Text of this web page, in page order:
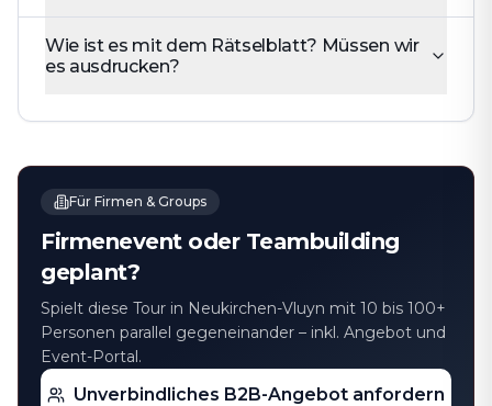
Wie ist es mit dem Rätselblatt? Müssen wir
es ausdrucken?
Für Firmen & Groups
Firmenevent oder Teambuilding
geplant?
Spielt diese Tour in Neukirchen-Vluyn mit 10 bis 100+
Personen parallel gegeneinander – inkl. Angebot und
Event-Portal.
Unverbindliches B2B-Angebot anfordern